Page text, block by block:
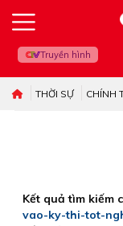
Truyền hình
THỜI SỰ CHÍNH
Kết quả tìm kiếm
vao-ky-thi-tot-